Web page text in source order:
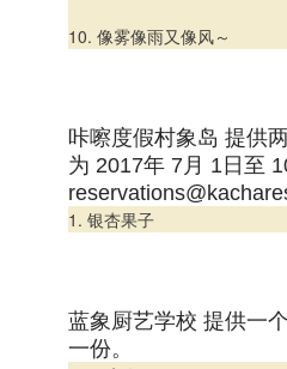
10. 像雾像雨又像风～
咔嚓度假村象岛 提供
为 2017年 7月 1日至
1. 银杏果子
蓝象厨艺学校 提供一
一份。